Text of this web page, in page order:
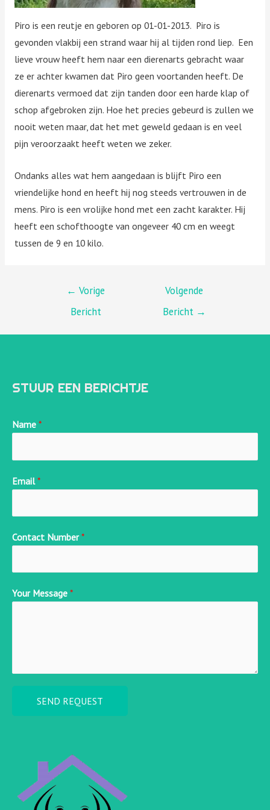
Piro is een reutje en geboren op 01-01-2013. Piro is
gevonden vlakbij een strand waar hij al tijden rond liep. Een
lieve vrouw heeft hem naar een dierenarts gebracht waar
ze er achter kwamen dat Piro geen voortanden heeft. De
dierenarts vermoed dat zijn tanden door een harde klap of
schop afgebroken zijn. Hoe het precies gebeurd is zullen we
nooit weten maar, dat het met geweld gedaan is en veel
pijn veroorzaakt heeft weten we zeker.
Ondanks alles wat hem aangedaan is blijft Piro een
vriendelijke hond en heeft hij nog steeds vertrouwen in de
mens. Piro is een vrolijke hond met een zacht karakter. Hij
heeft een schofthoogte van ongeveer 40 cm en weegt
tussen de 9 en 10 kilo.
BERICHT
NAVIGATIE
← Vorige
Bericht
Volgende
Bericht →
STUUR EEN BERICHTJE
Name *
Email*
Contact Number*
Your Message *
SEND REQUEST